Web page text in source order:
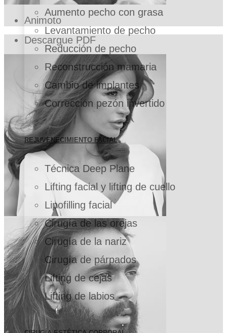
Aumento pecho con grasa
Levantamiento de pecho
Reducción de pecho
Reconstrucción mamaria
Cambio de implantes
Corrección pezón invertido
REJUVENECIMIENTO FACIAL
Técnica Deep Plane
Lifting facial y lifting de cuello
Lipofilling facial
Cirugía de las orejas
Cirugía de la nariz
Cirugía de párpados
Lifting de cejas
Lifting de labios
Animoto
Descargue PDF